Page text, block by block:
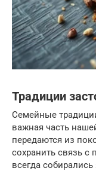
Традиции
Семейные
важная часть
передаются из
сохранить связь
всегда